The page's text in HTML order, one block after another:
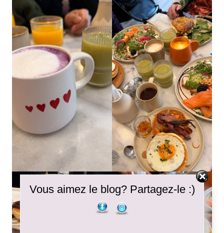
Vous aimez le blog? Partagez-le :)